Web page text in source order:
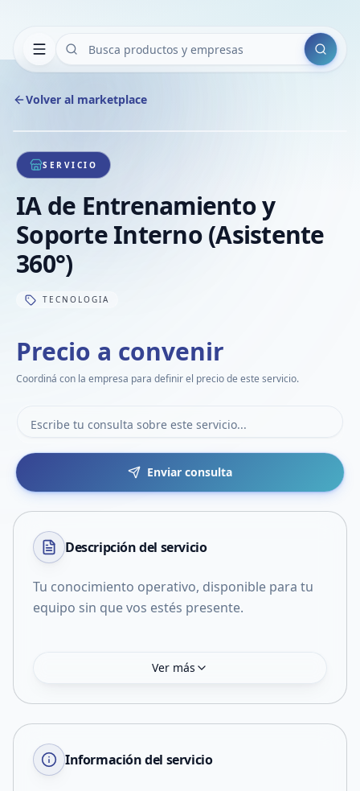
Buscar
Volver al marketplace
1/1
SERVICIO
IA de Entrenamiento y
Soporte Interno (Asistente
360°)
TECNOLOGIA
Precio a convenir
Coordiná con la empresa para definir el precio de este servicio.
Enviar consulta
Descripción del servicio
Tu conocimiento operativo, disponible para tu
equipo sin que vos estés presente.
Ver más
Información del servicio